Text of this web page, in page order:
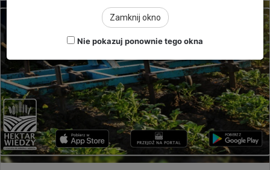
email
Zamknij okno
Nie pokazuj ponownie tego okna